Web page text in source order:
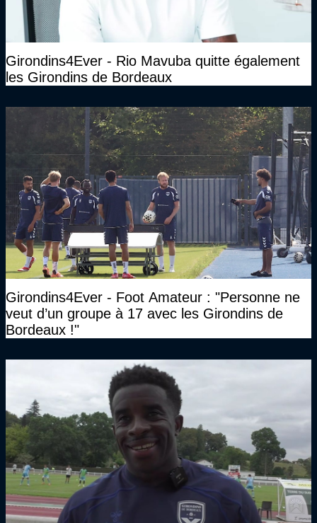
Girondins4Ever - Rio Mavuba quitte également
les Girondins de Bordeaux
Girondins4Ever - Foot Amateur : "Personne ne
veut d’un groupe à 17 avec les Girondins de
Bordeaux !"